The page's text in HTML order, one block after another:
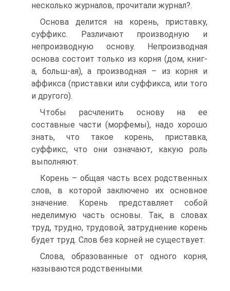
несколько журналов, прочитали журнал?.
Основа делится на корень, приставку,
суффикс. Различают производную и
непроизводную основу. Непроизводная
основа состоит только из корня (дом, книг-
а, больш-ая), а производная – из корня и
аффикса (приставки или суффикса, или того
и другого).
Чтобы расчленить основу на ее
составные части (морфемы), надо хорошо
знать, что такое корень, приставка,
суффикс, что они означают, какую роль
выполняют.
Корень – общая часть всех родственных
слов, в которой заключено их основное
значение. Корень представляет собой
неделимую часть основы. Так, в словах
труд, трудно, трудовой, затруднение корень
будет труд. Слов без корней не существует.
Слова, образованные от одного корня,
называются родственными.